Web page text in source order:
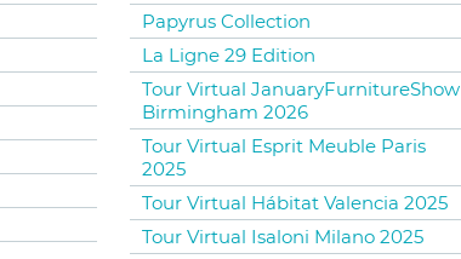
Papyrus Collection
La Ligne 29 Edition
Tour Virtual JanuaryFurnitureShow
Birmingham 2026
Tour Virtual Esprit Meuble Paris
2025
Tour Virtual Hábitat Valencia 2025
Tour Virtual Isaloni Milano 2025